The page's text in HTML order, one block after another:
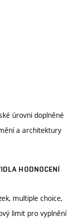
úrovni doplněné
a architektury
HODNOCENÍ
multiple choice,
limit pro vyplnění